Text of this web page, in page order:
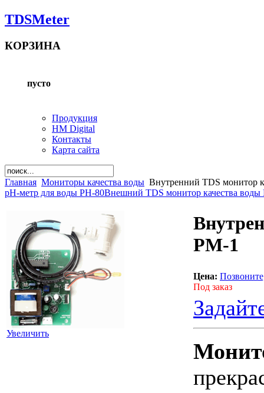
TDSMeter
КОРЗИНА
пусто
Продукция
HM Digital
Контакты
Карта сайта
Главная Мониторы качества воды Внутренний TDS монитор
pH-метр для воды PH-80Внешний TDS монитор качества воды
Увеличить
PM-1
Цена:
Под заказ